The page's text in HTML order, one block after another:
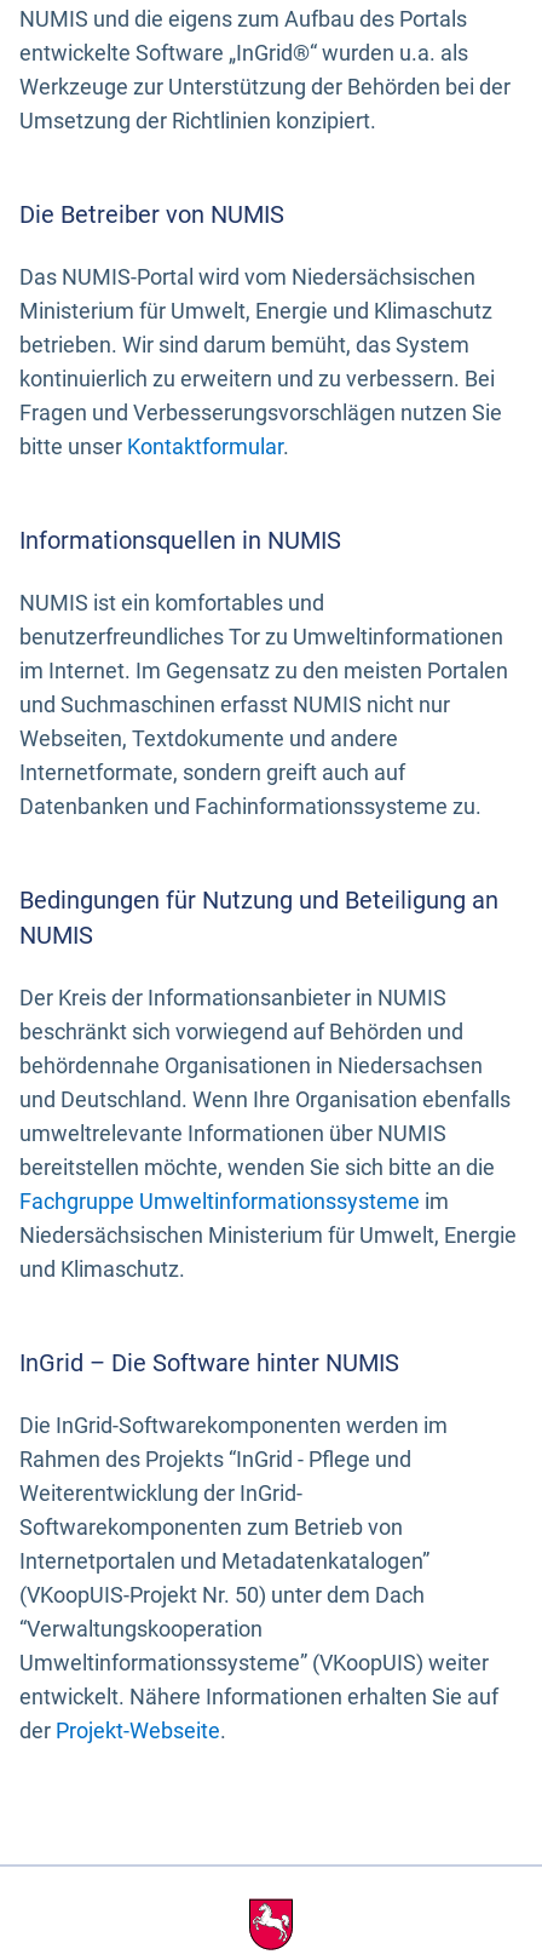
NUMIS und die eigens zum Aufbau des Portals
entwickelte Software „InGrid®“ wurden u.a. als
Werkzeuge zur Unterstützung der Behörden bei der
Umsetzung der Richtlinien konzipiert.
Die Betreiber von NUMIS
Das NUMIS-Portal wird vom Niedersächsischen
Ministerium für Umwelt, Energie und Klimaschutz
betrieben. Wir sind darum bemüht, das System
kontinuierlich zu erweitern und zu verbessern. Bei
Fragen und Verbesserungsvorschlägen nutzen Sie
bitte unser Kontaktformular.
Informationsquellen in NUMIS
NUMIS ist ein komfortables und
benutzerfreundliches Tor zu Umweltinformationen
im Internet. Im Gegensatz zu den meisten Portalen
und Suchmaschinen erfasst NUMIS nicht nur
Webseiten, Textdokumente und andere
Internetformate, sondern greift auch auf
Datenbanken und Fachinformationssysteme zu.
Bedingungen für Nutzung und Beteiligung an
NUMIS
Der Kreis der Informationsanbieter in NUMIS
beschränkt sich vorwiegend auf Behörden und
behördennahe Organisationen in Niedersachsen
und Deutschland. Wenn Ihre Organisation ebenfalls
umweltrelevante Informationen über NUMIS
bereitstellen möchte, wenden Sie sich bitte an die
Fachgruppe Umweltinformationssysteme im
Niedersächsischen Ministerium für Umwelt, Energie
und Klimaschutz.
InGrid – Die Software hinter NUMIS
Die InGrid-Softwarekomponenten werden im
Rahmen des Projekts “InGrid - Pflege und
Weiterentwicklung der InGrid-
Softwarekomponenten zum Betrieb von
Internetportalen und Metadatenkatalogen”
(VKoopUIS-Projekt Nr. 50) unter dem Dach
“Verwaltungskooperation
Umweltinformationssysteme” (VKoopUIS) weiter
entwickelt. Nähere Informationen erhalten Sie auf
der Projekt-Webseite.